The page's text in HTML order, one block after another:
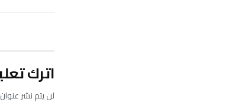
اترك
لن يتم نشر